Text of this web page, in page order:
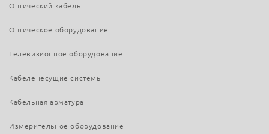
Оптический кабель
Оптическое оборудование
Телевизионное оборудование
Кабеленесущие системы
Кабельная арматура
Измерительное оборудование